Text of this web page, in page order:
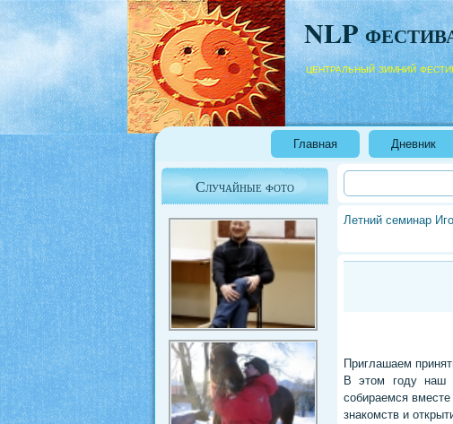
NLP
центральный зимний
Главная Дневник
Случайные фото
Летний семинар
Приглашаем
В этом году наш
собираемся
знакомств и